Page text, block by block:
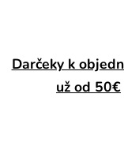
Darčeky k
už od 50€